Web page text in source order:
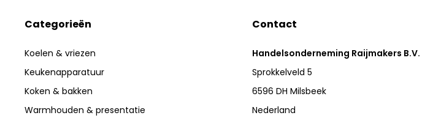
Categorieën
Koelen & vriezen
Keukenapparatuur
Koken & bakken
Warmhouden & presentatie
Contact
Handelsonderneming Raijmakers B.V.
Sprokkelveld 5
6596 DH Milsbeek
Nederland